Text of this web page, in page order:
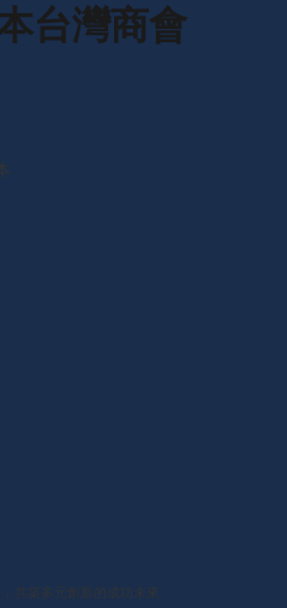
台灣商會
共築多元創新的成功未來